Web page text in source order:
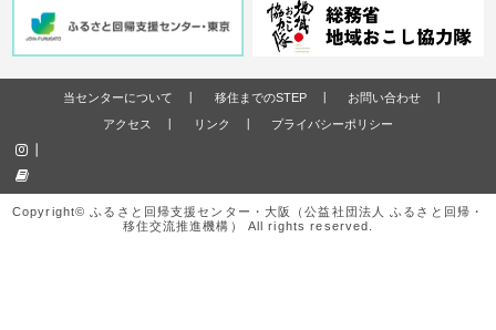
当センターについて 移住までのSTEP
お問い合わせ
アクセス
リンク プライバシーポリシー
Copyright© ふるさと回帰支援センター・大阪（公益社団法人 ふるさと回帰・
移住交流推進機構） All rights reserved.